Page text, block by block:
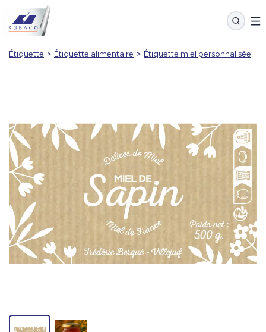
Étiquette > Étiquette alimentaire > Étiquette miel personnalisée